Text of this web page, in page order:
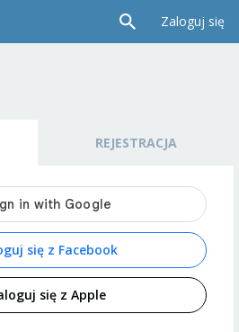
Zaloguj się
REJESTRACJA
się z Facebook
się z Apple